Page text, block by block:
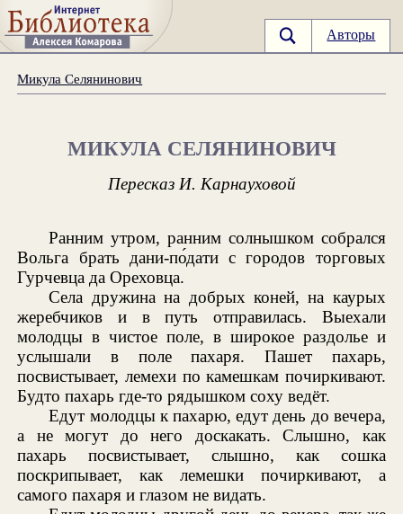
Авторы
Микула Селянинович
МИКУЛА СЕЛЯНИНОВИЧ
Пересказ И. Карнауховой
Ранним утром, ранним солнышком собрался
Вольга брать дани-по́дати с городов торговых
Гурчевца да Ореховца.
Села дружина на добрых коней, на каурых
жеребчиков и в путь отправилась. Выехали
молодцы в чистое поле, в широкое раздолье и
услышали в поле пахаря. Пашет пахарь,
посвистывает, лемехи по камешкам почиркивают.
Будто пахарь где-то рядышком соху ведёт.
Едут молодцы к пахарю, едут день до вечера,
а не могут до него доскакать. Слышно, как
пахарь посвистывает, слышно, как сошка
поскрипывает, как лемешки почиркивают, а
самого пахаря и глазом не видать.